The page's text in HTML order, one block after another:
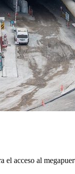
acceso al